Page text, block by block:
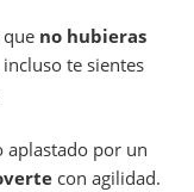
no hubieras
te sientes
aplastado por un
con agilidad.